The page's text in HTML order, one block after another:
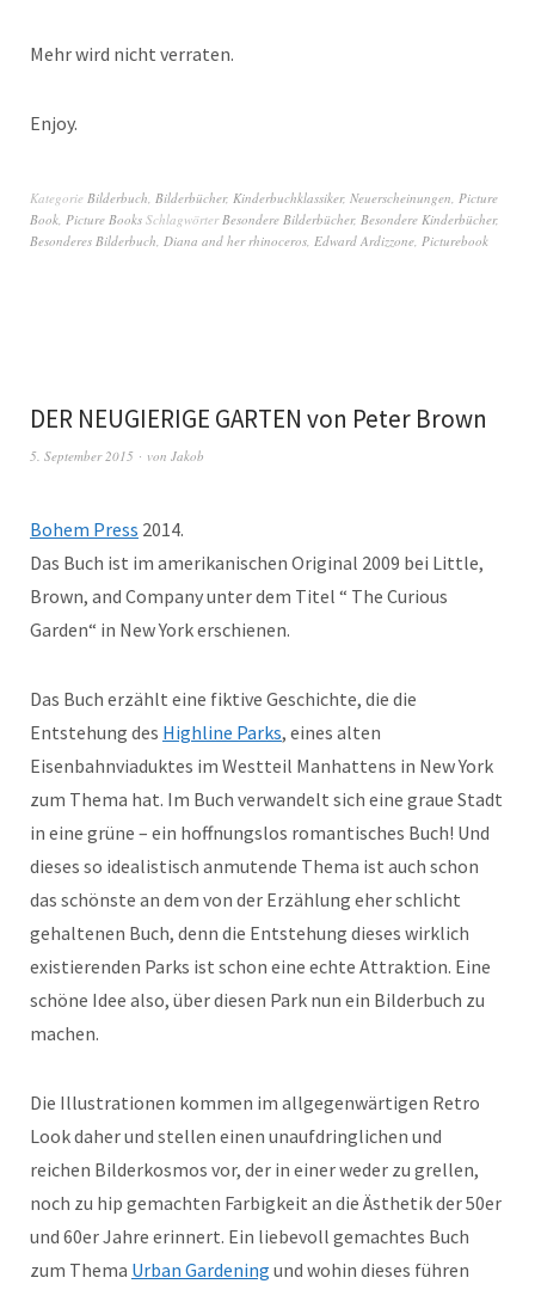
Mehr wird nicht verraten.
Enjoy.
Kategorie Bilderbuch, Bilderbücher, Kinderbuchklassiker, Neuerscheinungen, Picture
Book, Picture Books SchlagwörterBesondere Bilderbücher, Besondere Kinderbücher,
Besonderes Bilderbuch, Diana and her rhinoceros, Edward Ardizzone, Picturebook
DER NEUGIERIGE GARTEN von Peter Brown
5. September 2015 von Jakob
Bohem Press 2014.
Das Buch ist im amerikanischen Original 2009 bei Little,
Brown, and Company unter dem Titel “ The Curious
Garden“ in New York erschienen.
Das Buch erzählt eine fiktive Geschichte, die die
Entstehung des Highline Parks, eines alten
Eisenbahnviaduktes im Westteil Manhattens in New York
zum Thema hat. Im Buch verwandelt sich eine graue Stadt
in eine grüne – ein hoffnungslos romantisches Buch! Und
dieses so idealistisch anmutende Thema ist auch schon
das schönste an dem von der Erzählung eher schlicht
gehaltenen Buch, denn die Entstehung dieses wirklich
existierenden Parks ist schon eine echte Attraktion. Eine
schöne Idee also, über diesen Park nun ein Bilderbuch zu
machen.
Die Illustrationen kommen im allgegenwärtigen Retro
Look daher und stellen einen unaufdringlichen und
reichen Bilderkosmos vor, der in einer weder zu grellen,
noch zu hip gemachten Farbigkeit an die Ästhetik der 50er
und 60er Jahre erinnert. Ein liebevoll gemachtes Buch
zum Thema Urban Gardening und wohin dieses führen